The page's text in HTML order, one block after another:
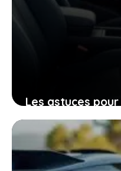
Les astuces
Peugeot 206
fiche technique
25 janvier 2026